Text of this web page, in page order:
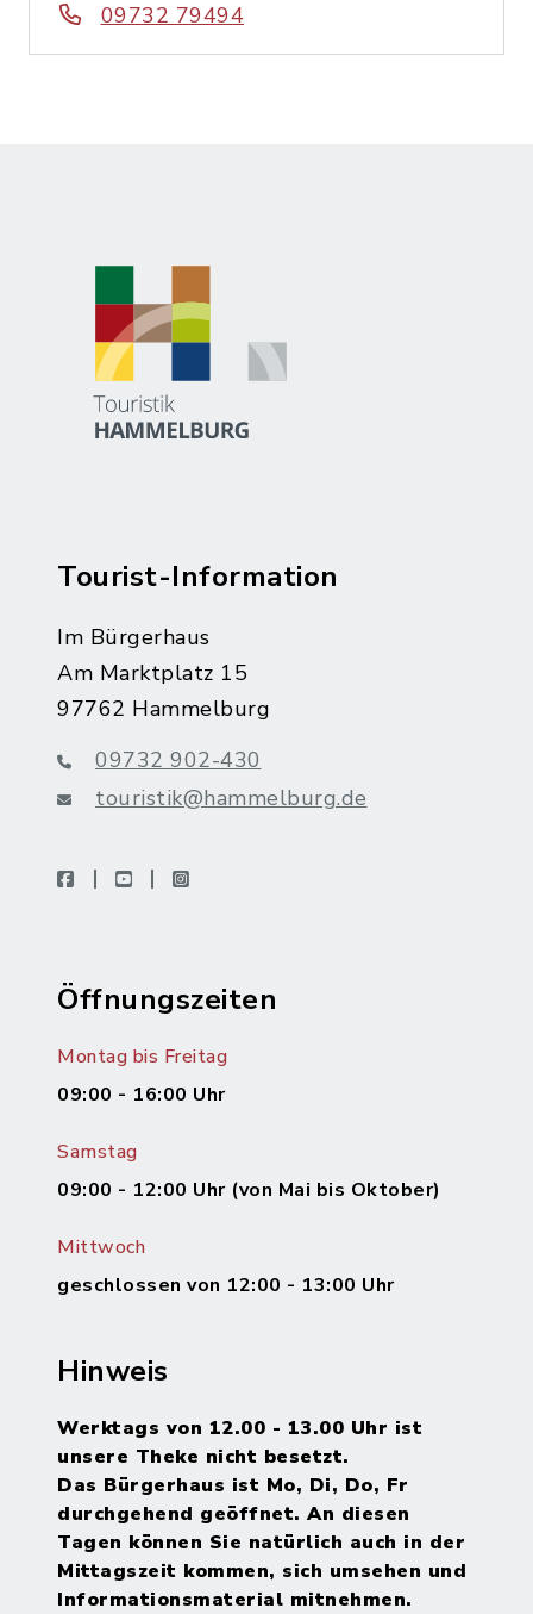
09732 79494
Tourist-Information
Im Bürgerhaus
Am Marktplatz 15
97762 Hammelburg
09732 902-430
touristik@hammelburg.de
facebookyoutubeinstagram
Öffnungszeiten
Montag bis Freitag
09:00 - 16:00 Uhr
Samstag
09:00 - 12:00 Uhr (von Mai bis Oktober)
Mittwoch
geschlossen von 12:00 - 13:00 Uhr
Hinweis
Werktags von 12.00 - 13.00 Uhr ist
unsere Theke nicht besetzt.
Das Bürgerhaus ist Mo, Di, Do, Fr
durchgehend geöffnet. An diesen
Tagen können Sie natürlich auch in der
Mittagszeit kommen, sich umsehen und
Informationsmaterial mitnehmen.